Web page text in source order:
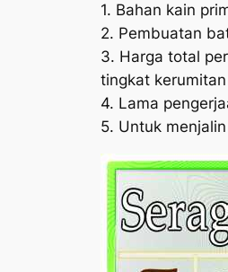
1. Bahan kain
2. Pembuatan
3. Harga total
tingkat
4. Lama
5. Untuk